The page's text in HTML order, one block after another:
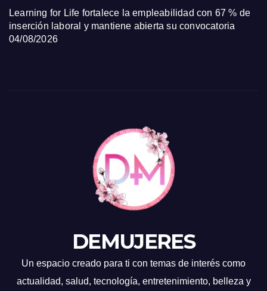
Learning for Life fortalece la empleabilidad con 67 % de
inserción laboral y mantiene abierta su convocatoria
04/08/2026
DEMUJERES
Un espacio creado para ti con temas de interés como
actualidad, salud, tecnología, entretenimiento, belleza y